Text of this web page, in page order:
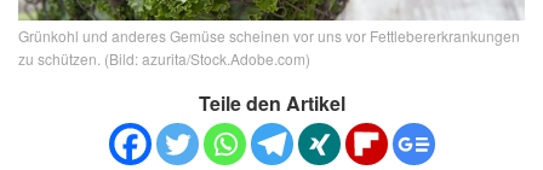
Grünkohl und anderes Gemüse scheinen vor uns vor Fettlebererkrankungen
zu schützen. (Bild: azurita/Stock.Adobe.com)
Teile den Artikel